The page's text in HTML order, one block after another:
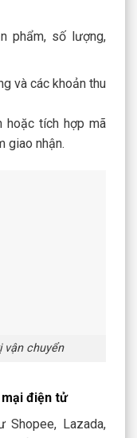
phẩm, số lượng,
và các khoản thu
hoặc tích hợp mã
giao nhận.
vận chuyển
điện tử
Lazada,